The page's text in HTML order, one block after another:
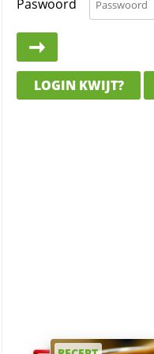
Paswoord
LOGIN KWIJT?